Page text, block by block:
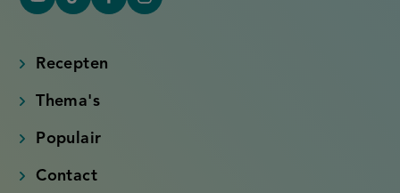
YouTube
link)
Tiktok
link)
FacebookInstagram
Recepten
Thema's
Populair
Contact